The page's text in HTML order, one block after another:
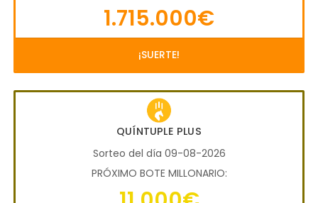
1.715.000€
¡SUERTE!
QUÍNTUPLE PLUS
Sorteo del día 09-08-2026
PRÓXIMO BOTE MILLONARIO: